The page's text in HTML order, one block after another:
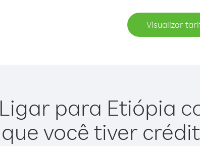
Visualizar
Ligar para Etiópia
você tiver